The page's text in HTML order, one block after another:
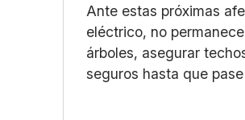
Ante estas próximas
eléctrico, no
árboles, asegurar
seguros hasta que